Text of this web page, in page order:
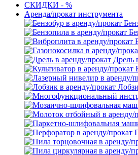
СКИДКИ - %
Аренда/прокат инструмента
Дрель